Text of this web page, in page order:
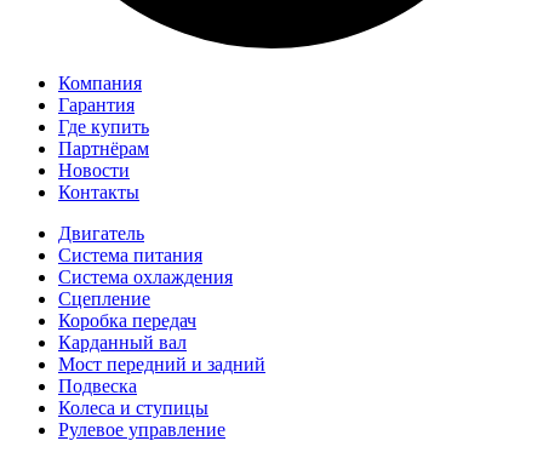
Компания
Гарантия
Где купить
Партнёрам
Новости
Контакты
Двигатель
Система питания
Система охлаждения
Сцепление
Коробка передач
Карданный вал
Мост передний и задний
Подвеска
Колеса и ступицы
Рулевое управление